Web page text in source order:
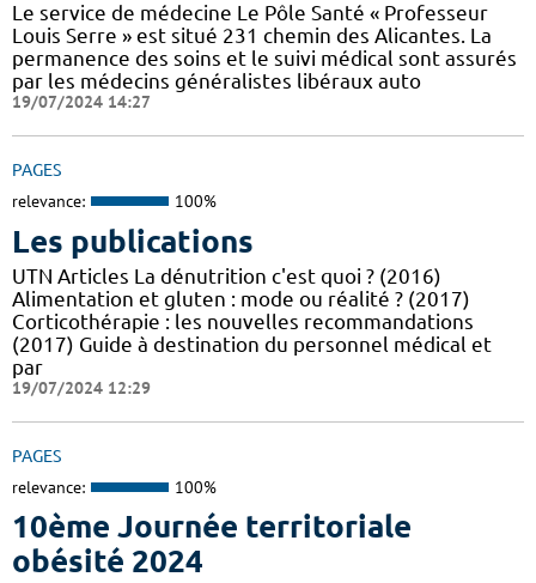
Le service de médecine Le Pôle Santé « Professeur
Louis Serre » est situé 231 chemin des Alicantes. La
permanence des soins et le suivi médical sont assurés
par les médecins généralistes libéraux auto
19/07/2024 14:27
PAGES
relevance: 100%
Les publications
UTN Articles La dénutrition c'est quoi ? (2016)
Alimentation et gluten : mode ou réalité ? (2017)
Corticothérapie : les nouvelles recommandations
(2017) Guide à destination du personnel médical et
par
19/07/2024 12:29
PAGES
relevance: 100%
10ème Journée territoriale
obésité 2024